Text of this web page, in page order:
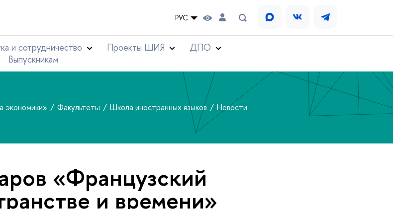
РУС
и сотрудничество Проекты ШИЯ
ДПО
Выпускникам
экономики» Факультеты Школа иностранных языков Новости
«Французский
и времени»